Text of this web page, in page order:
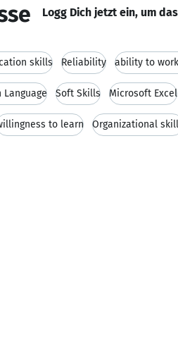
Logg Dich jetzt ein, um
skills Reliability ability to
Language Soft Skills Microsoft Excel
to learn Organizational